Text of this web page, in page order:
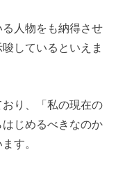
人物をも納得させ
しているといえま
り、「私の現在の
じめるべきなのか
す。